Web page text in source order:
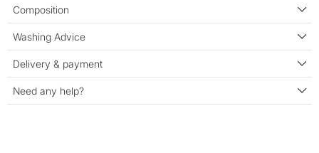
Composition
Washing Advice
Delivery & payment
Need any help?